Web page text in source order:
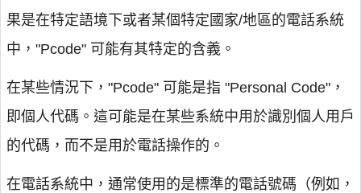
果是在特定語境下或者某個特定國家/地區的電話系統
中，"Pcode" 可能有其特定的含義。
在某些情況下，"Pcode" 可能是指 "Personal Code"，
即個人代碼。這可能是在某些系統中用於識別個人用戶
的代碼，而不是用於電話操作的。
在電話系統中，通常使用的是標準的電話號碼（例如，